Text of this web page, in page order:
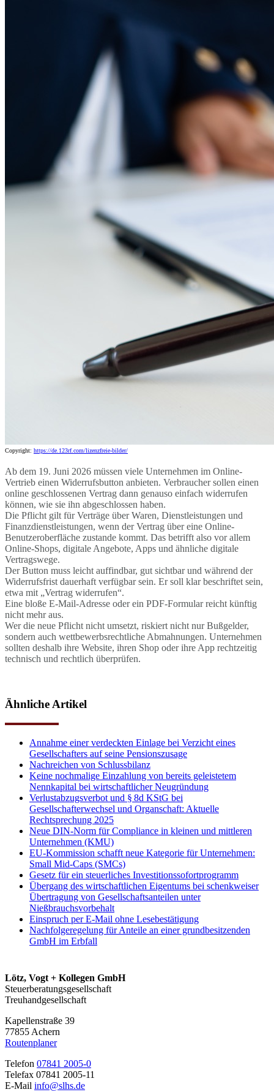
Copyright: https://de.123rf.com/lizenzfreie-bilder/
Ab dem 19. Juni 2026 müssen viele Unternehmen im Online-
Vertrieb einen Widerrufsbutton anbieten. Verbraucher sollen einen
online geschlossenen Vertrag dann genauso einfach widerrufen
können, wie sie ihn abgeschlossen haben.
Die Pflicht gilt für Verträge über Waren, Dienstleistungen und
Finanzdienstleistungen, wenn der Vertrag über eine Online-
Benutzeroberfläche zustande kommt. Das betrifft also vor allem
Online-Shops, digitale Angebote, Apps und ähnliche digitale
Vertragswege.
Der Button muss leicht auffindbar, gut sichtbar und während der
Widerrufsfrist dauerhaft verfügbar sein. Er soll klar beschriftet sein,
etwa mit „Vertrag widerrufen“.
Eine bloße E-Mail-Adresse oder ein PDF-Formular reicht künftig
nicht mehr aus.
Wer die neue Pflicht nicht umsetzt, riskiert nicht nur Bußgelder,
sondern auch wettbewerbsrechtliche Abmahnungen. Unternehmen
sollten deshalb ihre Website, ihren Shop oder ihre App rechtzeitig
technisch und rechtlich überprüfen.
Ähnliche Artikel
Annahme einer verdeckten Einlage bei Verzicht eines
Gesellschafters auf seine Pensionszusage
Nachreichen von Schlussbilanz
Keine nochmalige Einzahlung von bereits geleistetem
Nennkapital bei wirtschaftlicher Neugründung
Verlustabzugsverbot und § 8d KStG bei
Gesellschafterwechsel und Organschaft: Aktuelle
Rechtsprechung 2025
Neue DIN-Norm für Compliance in kleinen und mittleren
Unternehmen (KMU)
EU-Kommission schafft neue Kategorie für Unternehmen:
Small Mid-Caps (SMCs)
Gesetz für ein steuerliches Investitionssofortprogramm
Übergang des wirtschaftlichen Eigentums bei schenkweiser
Übertragung von Gesellschaftsanteilen unter
Nießbrauchsvorbehalt
Einspruch per E-Mail ohne Lesebestätigung
Nachfolgeregelung für Anteile an einer grundbesitzenden
GmbH im Erbfall
Lötz, Vogt + Kollegen GmbH
Steuerberatungsgesellschaft
Treuhandgesellschaft
Kapellenstraße 39
77855 Achern
Routenplaner
Telefon 07841 2005-0
Telefax 07841 2005-11
E-Mail info@slhs.de